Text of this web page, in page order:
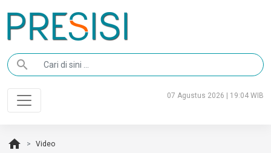
search
07 Agustus 2026 | 19:04 WIB
home Video